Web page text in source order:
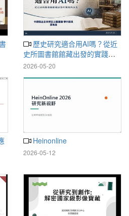
歷史研究適合用AI嗎？從近
史所圖書館館藏出發的實踐與
反思
2026-05-20
Heinonline
2026-05-12